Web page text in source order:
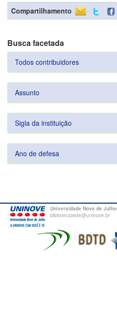
Compartilhamento
Busca facetada
Todos contribuidores
Assunto
Sigla da instituição
Ano de defesa
Universidade Nove de Julho
bibliotecatede@uninove.br